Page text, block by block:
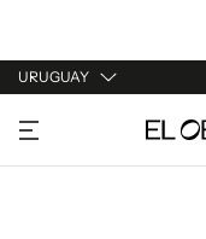
URUGUAY
URUGUAY
ARGENTINA